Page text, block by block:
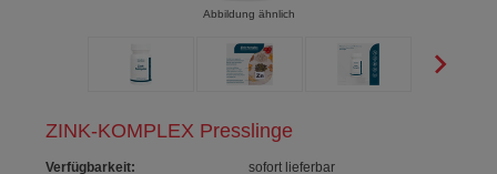
ZINK-KOMPLEX Presslinge
Verfügbarkeit:
sofort lieferbar
Abbildung ähnlich